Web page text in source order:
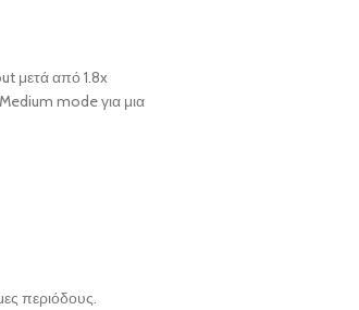
μετά από 1.8x
mode για μια
περιόδους.